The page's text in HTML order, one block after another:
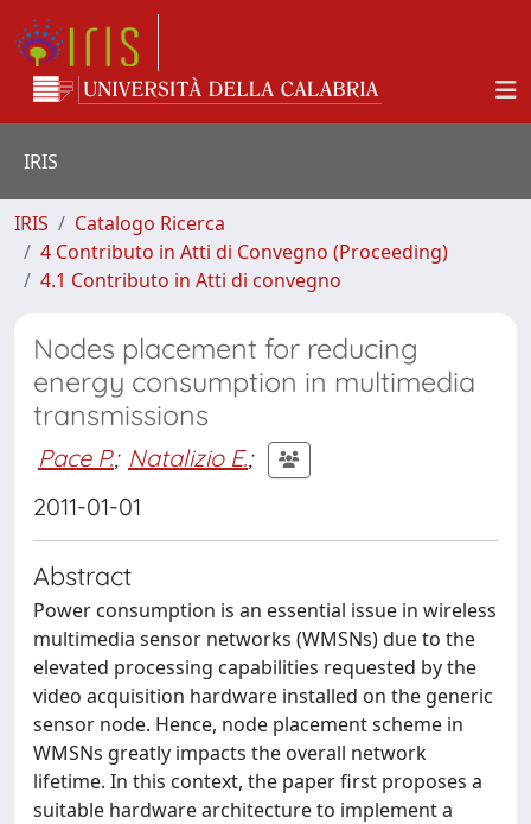
IRIS
IRIS
Catalogo Ricerca
4 Contributo in Atti di Convegno (Proceeding)
4.1 Contributo in Atti di convegno
Nodes placement for reducing
energy consumption in multimedia
transmissions
Pace P.; Natalizio E.;
2011-01-01
Abstract
Power consumption is an essential issue in wireless
multimedia sensor networks (WMSNs) due to the
elevated processing capabilities requested by the
video acquisition hardware installed on the generic
sensor node. Hence, node placement scheme in
WMSNs greatly impacts the overall network
lifetime. In this context, the paper first proposes a
suitable hardware architecture to implement a